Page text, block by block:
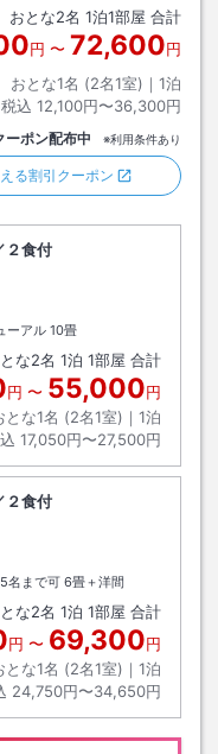
おとな2名 1泊1部屋 合計
円 〜 72,600円
おとな1名 (2名1室)｜ 1泊
税込 12,100円〜36,300円
ーポン配布中 ※利用条件あり
る割引クーポン
２食付
ーアル 10畳
な2名 1泊 1部屋 合計
円 〜 55,000円
とな1名 (2名1室)｜ 1泊
17,050円〜27,500円
２食付
名まで可 6畳＋洋間
な2名 1泊 1部屋 合計
円 〜 69,300円
とな1名 (2名1室)｜ 1泊
24,750円〜34,650円